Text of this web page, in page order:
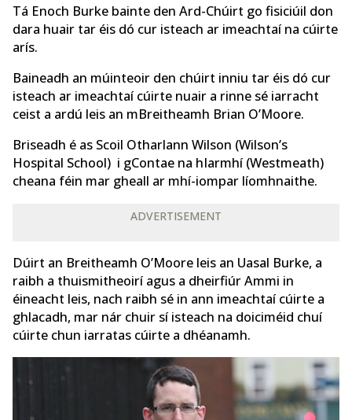
Tá Enoch Burke bainte den Ard-Chúirt go fisiciúil don
dara huair tar éis dó cur isteach ar imeachtaí na cúirte
arís.
Baineadh an múinteoir den chúirt inniu tar éis dó cur
isteach ar imeachtaí cúirte nuair a rinne sé iarracht
ceist a ardú leis an mBreitheamh Brian O’Moore.
Briseadh é as Scoil Otharlann Wilson (Wilson’s
Hospital School) i gContae na hIarmhí (Westmeath)
cheana féin mar gheall ar mhí-iompar líomhnaithe.
ADVERTISEMENT
Dúirt an Breitheamh O’Moore leis an Uasal Burke, a
raibh a thuismitheoirí agus a dheirfiúr Ammi in
éineacht leis, nach raibh sé in ann imeachtaí cúirte a
ghlacadh, mar nár chuir sí isteach na doiciméid chuí
cúirte chun iarratas cúirte a dhéanamh.